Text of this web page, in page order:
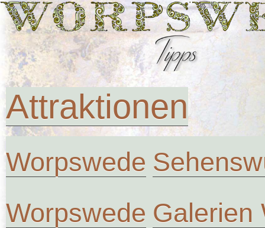
Attraktionen
Worpswede
Worpswede Galerien